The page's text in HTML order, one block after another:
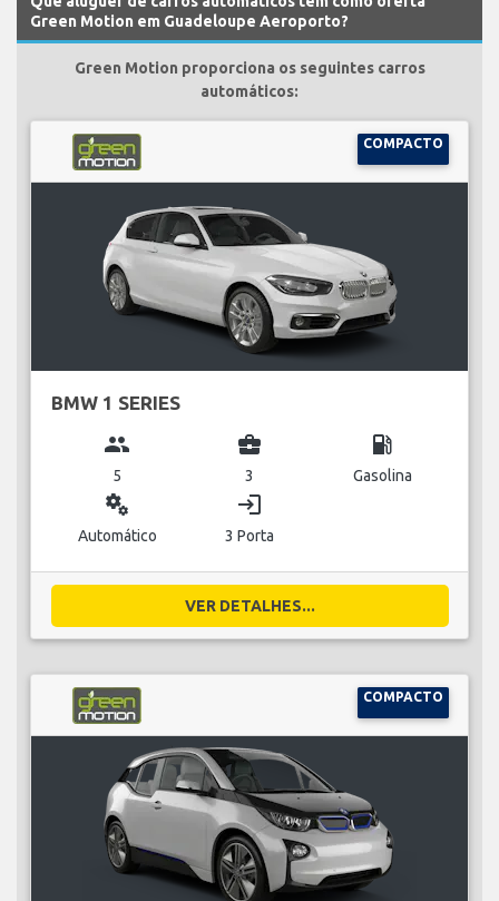
Green Motion em Guadeloupe Aeroporto?
Green Motion proporciona os seguintes carros
automáticos:
COMPACTO
BMW 1 SERIES
group
5
business_center
3
local_gas_station
Gasolina
miscellaneous_services
Automático
login
3 Porta
VER DETALHES...
COMPACTO